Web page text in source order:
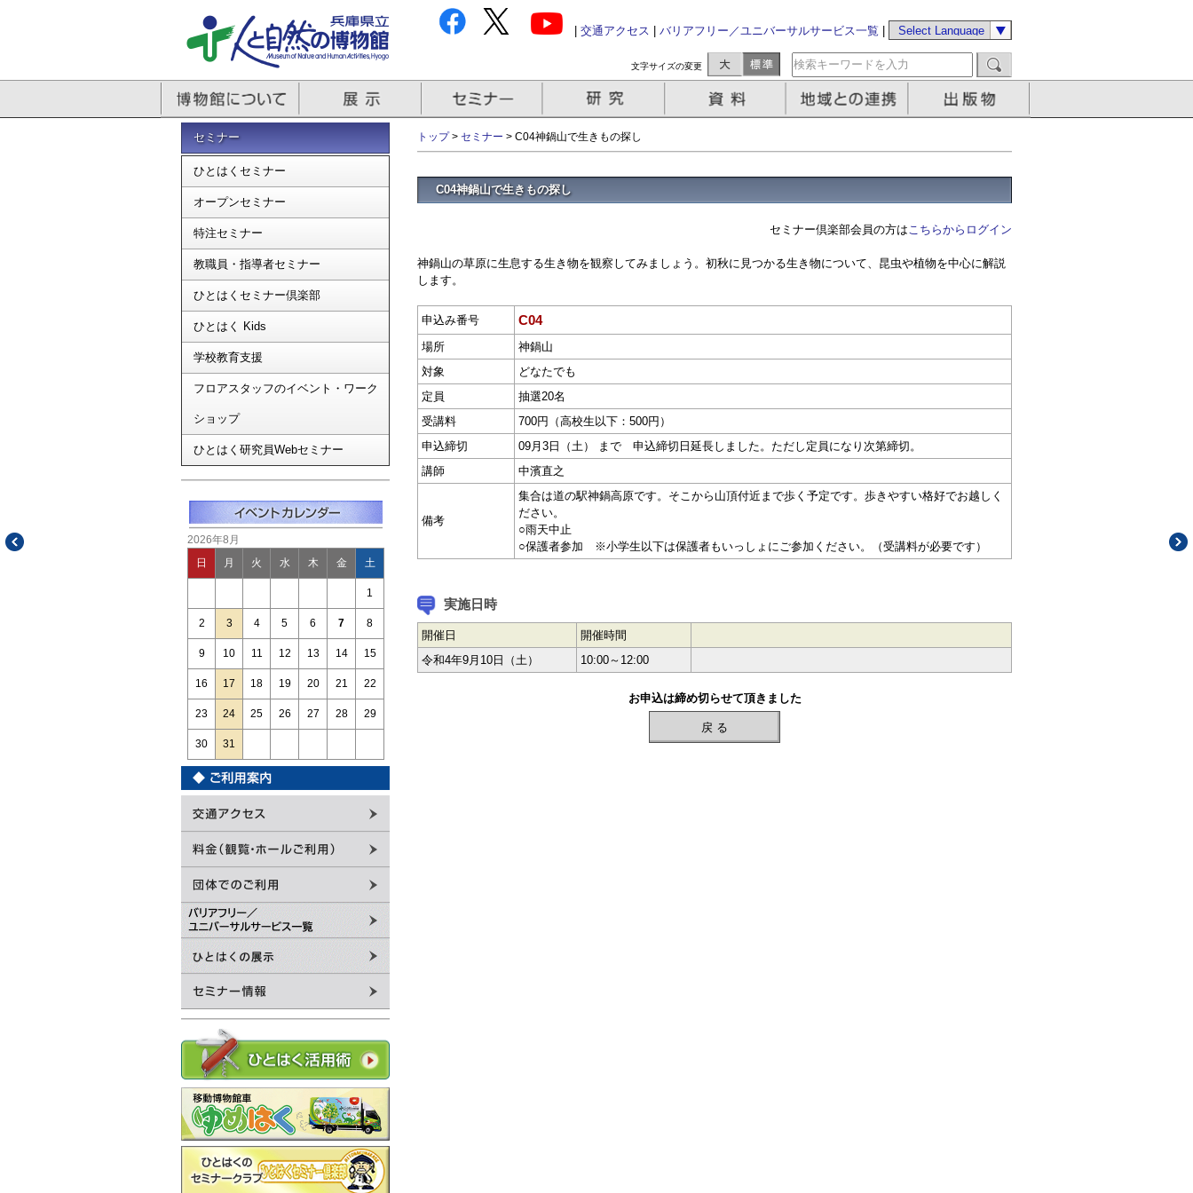
交通アクセス バリアフリー／ユニバーサルサービス一覧
文字サイズの変更
セミナー
ひとはくセミナー
オープンセミナー
特注セミナー
教職員・指導者セミナー
ひとはくセミナー倶楽部
ひとはく Kids
学校教育支援
フロアスタッフのイベント・ワーク
ショップ
ひとはく研究員Webセミナー
2026年8月
日 月 火 水 木 金 土
1
2 3 4 5 6 7 8
9 10 11 12 13 14 15
16 17 18 19 20 21 22
23 24 25 26 27 28 29
30 31
トップ> セミナー > C04神鍋山で生きもの探し
C04神鍋山で生きもの探し
セミナー倶楽部会員の方はこちらからログイン
神鍋山の草原に生息する生き物を観察してみましょう。初秋に見つかる生き物について、昆虫や植物を中心に解説
します。
申込み番号 C04
場所
神鍋山
対象
どなたでも
定員
抽選20名
受講料
700円（高校生以下：500円）
申込締切
09月3日（土） まで 申込締切日延長しました。ただし定員になり次第締切。
講師
中濱直之
備考
集合は道の駅神鍋高原です。そこから山頂付近まで歩く予定です。歩きやすい格好でお越しく
ださい。
○雨天中止
○保護者参加 ※小学生以下は保護者もいっしょにご参加ください。（受講料が必要です）
実施日時
開催日
開催時間
令和4年9月10日（土）
10:00～12:00
お申込は締め切らせて頂きました
戻 る